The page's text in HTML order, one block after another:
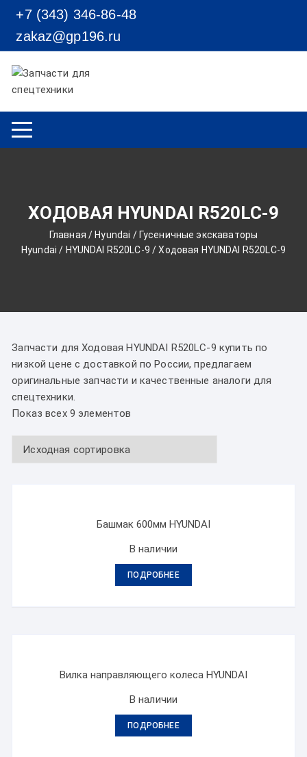
Перейти к содержимому
+7 (343) 346-86-48
zakaz@gp196.ru
ХОДОВАЯ HYUNDAI R520LC-9
Главная / Hyundai / Гусеничные экскаваторы
Hyundai / HYUNDAI R520LC-9 / Ходовая HYUNDAI R520LC-9
Запчасти для Ходовая HYUNDAI R520LC-9 купить по
низкой цене с доставкой по России, предлагаем
оригинальные запчасти и качественные аналоги для
спецтехники.
Показ всех 9 элементов
Башмак 600мм HYUNDAI
В наличии
ПОДРОБНЕЕ
Вилка направляющего колеса HYUNDAI
В наличии
ПОДРОБНЕЕ